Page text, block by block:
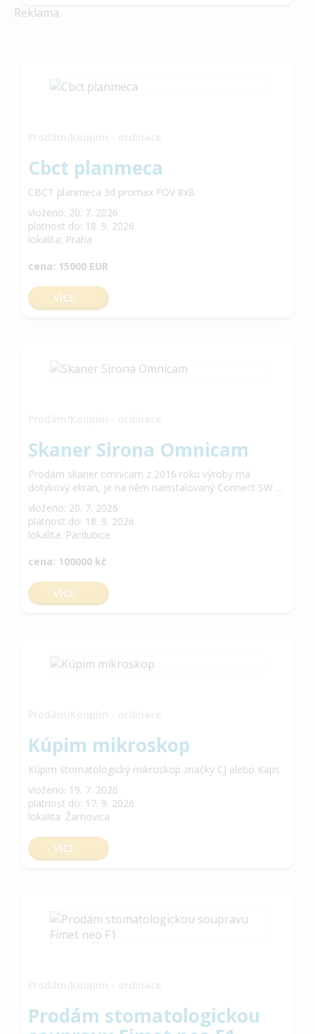
Reklama
Cbct planmeca
CBCT planmeca 3d promax FOV 8x8.
vloženo: 20. 7. 2026
platnost do: 18. 9. 2026
lokalita: Praha
cena: 15000 EUR
VÍCE
Skaner Sirona Omnicam
Prodám skaner omnicam z 2016 roku výroby má
dotykový ekran, je na něm nainstalovaný Connect SW ...
vloženo: 20. 7. 2026
platnost do: 18. 9. 2026
lokalita: Pardubice
cena: 100000 kč
VÍCE
Kúpim mikroskop
Kúpim stomatologický mikroskop značky CJ alebo Kaps
vloženo: 19. 7. 2026
platnost do: 17. 9. 2026
lokalita: Žarnovica
VÍCE
Prodám stomatologickou